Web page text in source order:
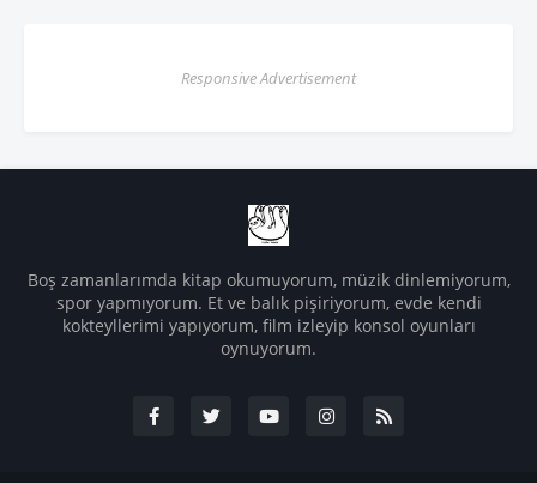
Responsive Advertisement
Boş zamanlarımda kitap okumuyorum, müzik dinlemiyorum,
spor yapmıyorum. Et ve balık pişiriyorum, evde kendi
kokteyllerimi yapıyorum, film izleyip konsol oyunları
oynuyorum.